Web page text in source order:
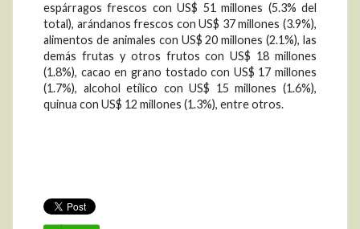
espárragos frescos con US$ 51 millones (5.3% del
total), arándanos frescos con US$ 37 millones (3.9%),
alimentos de animales con US$ 20 millones (2.1%), las
demás frutas y otros frutos con US$ 18 millones
(1.8%), cacao en grano tostado con US$ 17 millones
(1.7%), alcohol etílico con US$ 15 millones (1.6%),
quinua con US$ 12 millones (1.3%), entre otros.